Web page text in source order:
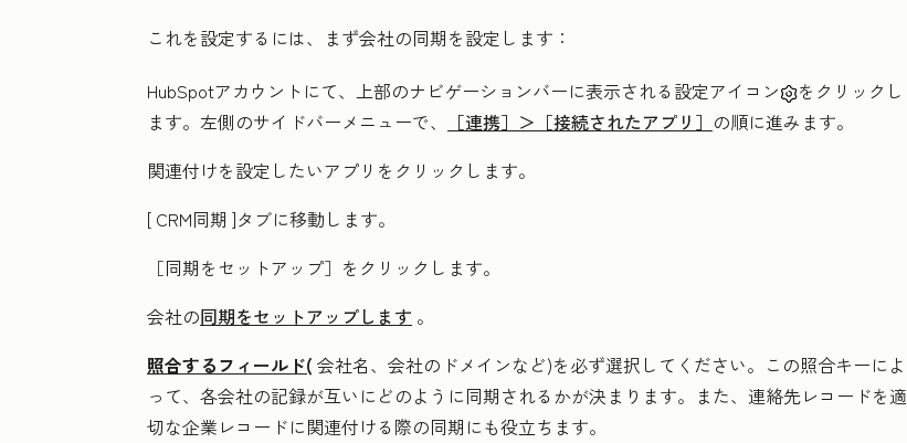
これを設定するには、まず会社の同期を設定します：
HubSpotアカウントにて、上部のナビゲーションバーに表示される設定アイコン
をクリックし
ます。左側のサイドバーメニューで、
［連携］＞［接続されたアプリ］ の順に進みます。
関連付けを設定したいアプリ をクリックします。
[ CRM同期 ]タブに移動します。
［同期をセットアップ］をクリックします。
会社の同期をセットアップします 。
照合するフィールド( 会社名、会社のドメインなど)を必ず選択してください。この照合キーによ
って、各会社の記録が互いにどのように同期されるかが決まります。また、連絡先レコードを適
切な企業レコードに関連付ける際の同期にも役立ちます。